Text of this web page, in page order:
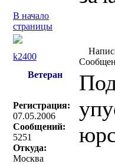
В начало
страницы
k2400
Ветеран
Регистрация:
07.05.2006
Сообщений:
5251
Откуда:
Москва